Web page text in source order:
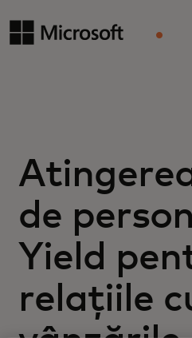
de
Yield
relațiile